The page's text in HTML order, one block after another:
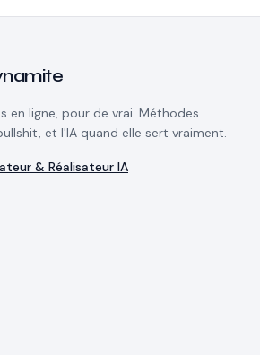
en ligne, pour de vrai. Méthodes
et l'IA quand elle sert vraiment.
& Réalisateur IA